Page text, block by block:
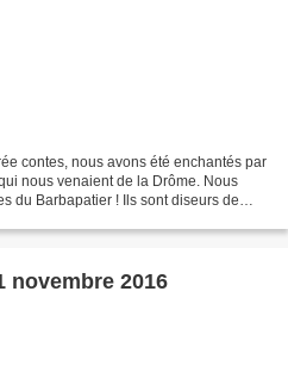
contes, nous avons été enchantés par
nous venaient de la Drôme. Nous
du Barbapatier ! Ils sont diseurs de
novembre 2016